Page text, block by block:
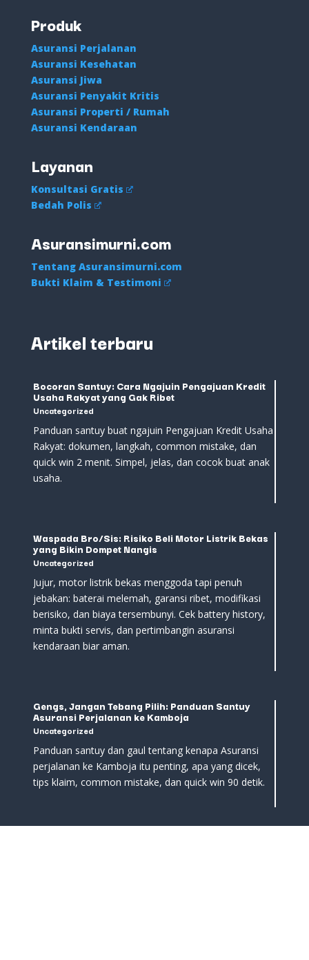
Produk
Asuransi Perjalanan
Asuransi Kesehatan
Asuransi Jiwa
Asuransi Penyakit Kritis
Asuransi Properti / Rumah
Asuransi Kendaraan
Layanan
Konsultasi Gratis
Bedah Polis
Asuransimurni.com
Tentang Asuransimurni.com
Bukti Klaim & Testimoni
Artikel terbaru
Bocoran Santuy: Cara Ngajuin Pengajuan Kredit
Usaha Rakyat yang Gak Ribet
Uncategorized
Panduan santuy buat ngajuin Pengajuan Kredit Usaha
Rakyat: dokumen, langkah, common mistake, dan
quick win 2 menit. Simpel, jelas, dan cocok buat anak
usaha.
Waspada Bro/Sis: Risiko Beli Motor Listrik Bekas
yang Bikin Dompet Nangis
Uncategorized
Jujur, motor listrik bekas menggoda tapi penuh
jebakan: baterai melemah, garansi ribet, modifikasi
berisiko, dan biaya tersembunyi. Cek battery history,
minta bukti servis, dan pertimbangin asuransi
kendaraan biar aman.
Gengs, Jangan Tebang Pilih: Panduan Santuy
Asuransi Perjalanan ke Kamboja
Uncategorized
Panduan santuy dan gaul tentang kenapa Asuransi
perjalanan ke Kamboja itu penting, apa yang dicek,
tips klaim, common mistake, dan quick win 90 detik.